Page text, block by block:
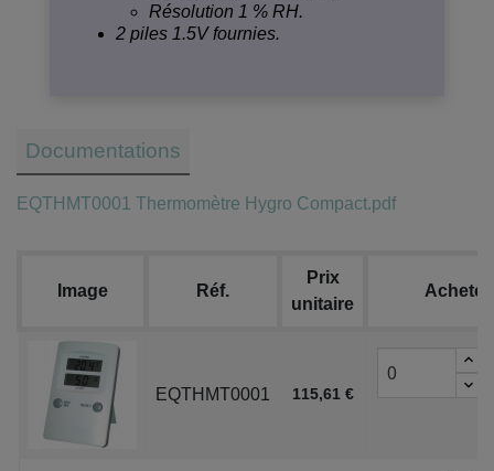
Résolution 1 % RH.
2 piles 1.5V fournies.
Documentations
EQTHMT0001 Thermomètre Hygro Compact.pdf
Image Réf.
Prix
unitaire
Acheter
EQTHMT0001 115,61 €